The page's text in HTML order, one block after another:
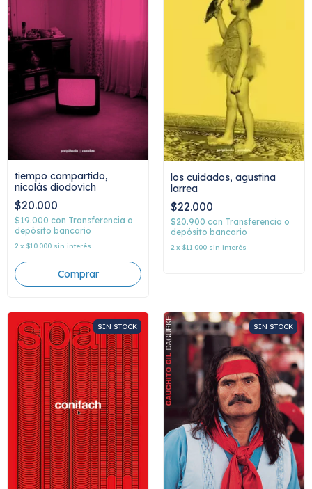
tiempo compartido,
nicolás diodovich
$20.000
$19.000 con Transferencia o
depósito bancario
2 x $10.000 sin interés
los cuidados, agustina
larrea
$22.000
$20.900 con Transferencia o
depósito bancario
2 x $11.000 sin interés
SIN STOCK SIN STOCK